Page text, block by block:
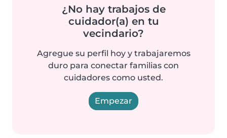
¿No hay trabajos de
cuidador(a) en tu
vecindario?
Agregue su perfil hoy y trabajaremos
duro para conectar familias con
cuidadores como usted.
Empezar